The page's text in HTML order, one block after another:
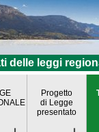
delle leggi
Progetto
di Legge
presentato